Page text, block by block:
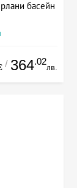
басейн
/ 364.02
лв.